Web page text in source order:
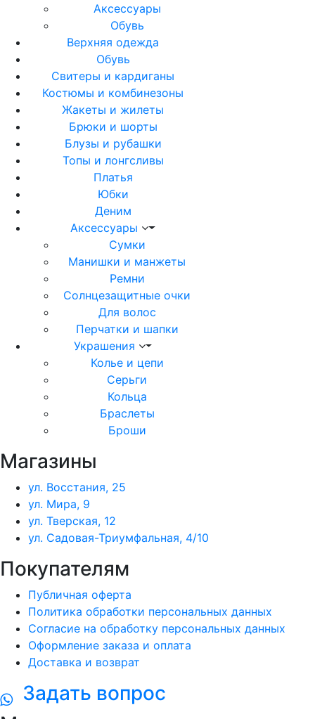
Аксессуары
Обувь
Верхняя одежда
Обувь
Свитеры и кардиганы
Костюмы и комбинезоны
Жакеты и жилеты
Брюки и шорты
Блузы и рубашки
Топы и лонгсливы
Платья
Юбки
Деним
Аксессуары
Сумки
Манишки и манжеты
Ремни
Солнцезащитные очки
Для волос
Перчатки и шапки
Украшения
Колье и цепи
Серьги
Кольца
Браслеты
Броши
Магазины
ул. Восстания, 25
ул. Мира, 9
ул. Тверская, 12
ул. Садовая-Триумфальная, 4/10
Покупателям
Публичная оферта
Политика обработки персональных данных
Согласие на обработку персональных данных
Оформление заказа и оплата
Доставка и возврат
Задать вопрос